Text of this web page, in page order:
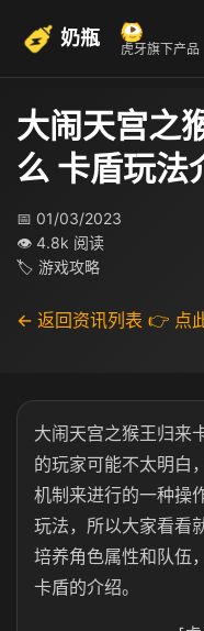
奶瓶 虎牙旗下产品
大闹天宫之
么 卡盾玩法
📅 01/03/2023
👁 4.8k 阅读
🏷 游戏攻略
← 返回资讯列表 👉 点
大闹天宫之猴王归来
的玩家可能不太明白
机制来进行的一种操
玩法，所以大家看看
培养角色属性和队伍
卡盾的介绍。